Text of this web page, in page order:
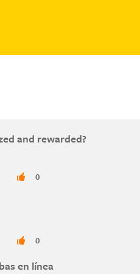
and rewarded?
really incentivized and
0
Bien"
0
en línea